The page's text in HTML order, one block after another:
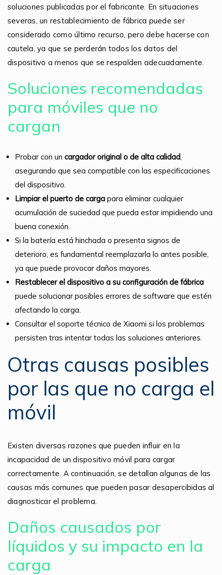
soluciones publicadas por el fabricante. En situaciones
severas, un restablecimiento de fábrica puede ser
considerado como último recurso, pero debe hacerse con
cautela, ya que se perderán todos los datos del
dispositivo a menos que se respalden adecuadamente.
Soluciones recomendadas
para móviles que no
cargan
Probar con un cargador original o de alta calidad,
asegurando que sea compatible con las especificaciones
del dispositivo.
Limpiar el puerto de carga para eliminar cualquier
acumulación de suciedad que pueda estar impidiendo una
buena conexión.
Si la batería está hinchada o presenta signos de
deterioro, es fundamental reemplazarla lo antes posible,
ya que puede provocar daños mayores.
Restablecer el dispositivo a su configuración de fábrica
puede solucionar posibles errores de software que estén
afectando la carga.
Consultar el soporte técnico de Xiaomi si los problemas
persisten tras intentar todas las soluciones anteriores.
Otras causas posibles
por las que no carga el
móvil
Existen diversas razones que pueden influir en la
incapacidad de un dispositivo móvil para cargar
correctamente. A continuación, se detallan algunas de las
causas más comunes que pueden pasar desapercibidas al
diagnosticar el problema.
Daños causados por
líquidos y su impacto en la
carga